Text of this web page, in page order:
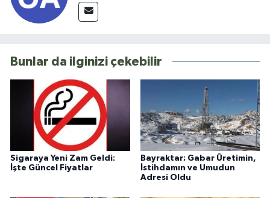
Bunlar da ilginizi çekebilir
Sigaraya Yeni Zam Geldi:
İşte Güncel Fiyatlar
Bayraktar; Gabar Üretimin,
İstihdamın ve Umudun
Adresi Oldu